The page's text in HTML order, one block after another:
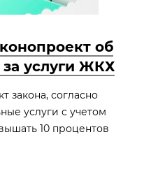
об
услуги ЖКХ
закона, согласно
услуги с учетом
10 процентов